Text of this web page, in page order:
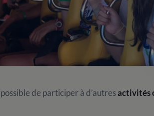
de participer à d’autresactivités